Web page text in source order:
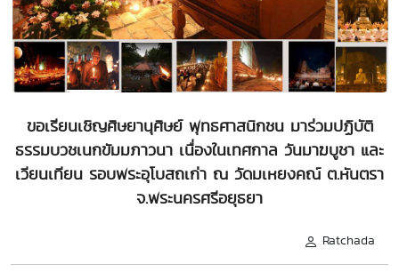
ขอเรียนเชิญศิษยานุศิษย์ พุทธศาสนิกชน มาร่วมปฏิบัติ
ธรรมบวชเนกขัมมภาวนา เนื่องในเทศกาล วันมาฆบูชา และ
เวียนเทียน รอบพระอุโบสถเก่า ณ วัดมเหยงคณ์ ต.หันตรา
จ.พระนครศรีอยุธยา
Ratchada